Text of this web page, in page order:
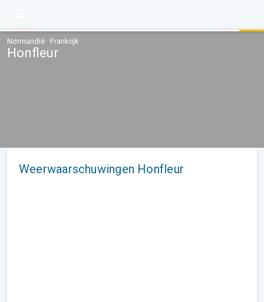
Normandië · Frankrijk
Honfleur
Weerwaarschuwingen Honfleur